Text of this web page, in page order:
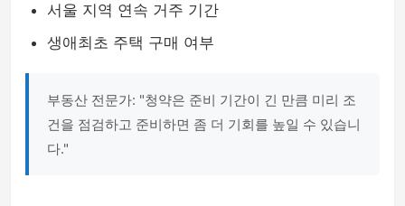
서울 지역 연속 거주 기간
생애최초 주택 구매 여부
부동산 전문가: "청약은 준비 기간이 긴 만큼 미리 조
건을 점검하고 준비하면 좀 더 기회를 높일 수 있습니
다."